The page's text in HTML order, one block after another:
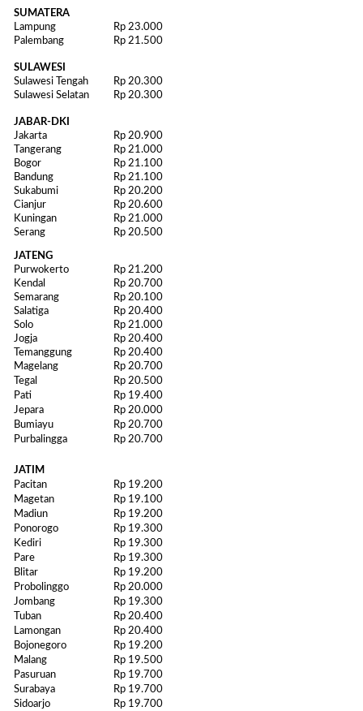
SUMATERA
Lampung
Rp 23.000
Palembang
Rp 21.500
SULAWESI
Sulawesi Tengah
Rp 20.300
Sulawesi Selatan
Rp 20.300
JABAR-DKI
Jakarta
Rp 20.900
Tangerang
Rp 21.000
Bogor
Rp 21.100
Bandung
Rp 21.100
Sukabumi
Rp 20.200
Cianjur
Rp 20.600
Kuningan
Rp 21.000
Serang
Rp 20.500
JATENG
Purwokerto
Rp 21.200
Kendal
Rp 20.700
Semarang
Rp 20.100
Salatiga
Rp 20.400
Solo
Rp 21.000
Jogja
Rp 20.400
Temanggung
Rp 20.400
Magelang
Rp 20.700
Tegal
Rp 20.500
Pati
Rp 19.400
Jepara
Rp 20.000
Bumiayu
Rp 20.700
Purbalingga
Rp 20.700
JATIM
Pacitan
Rp 19.200
Magetan
Rp 19.100
Madiun
Rp 19.200
Ponorogo
Rp 19.300
Kediri
Rp 19.300
Pare
Rp 19.300
Blitar
Rp 19.200
Probolinggo
Rp 20.000
Jombang
Rp 19.300
Tuban
Rp 20.400
Lamongan
Rp 20.400
Bojonegoro
Rp 19.200
Malang
Rp 19.500
Pasuruan
Rp 19.700
Surabaya
Rp 19.700
Sidoarjo
Rp 19.700